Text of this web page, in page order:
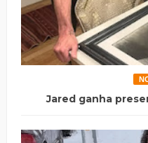
Jared ganha